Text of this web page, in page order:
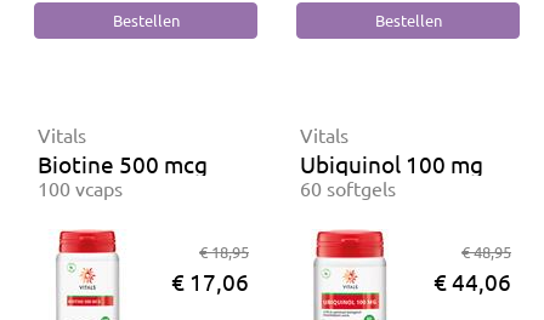
Vitals
Biotine 500 mcg
100 vcaps
€ 18,95
€ 17,06
Vitals
Ubiquinol 100 mg
60 softgels
€ 48,95
€ 44,06